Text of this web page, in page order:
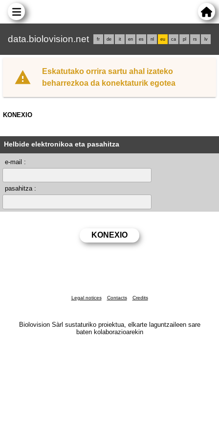
data.biolovision.net fr de it en es nl eu ca pl rs lv
Eskatutako orrira sartu ahal izateko
beharrezkoa da konektaturik egotea
KONEXIO
Helbide elektronikoa eta pasahitza
e-mail :
pasahitza :
Legal notices Contacts Credits
Biolovision Sàrl sustaturiko proiektua, elkarte laguntzaileen sare
baten kolaborazioarekin